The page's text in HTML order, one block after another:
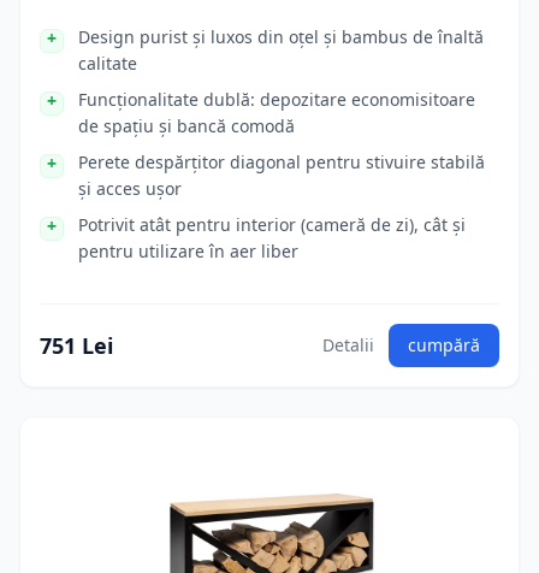
Design purist și luxos din oțel și bambus de înaltă
calitate
Funcționalitate dublă: depozitare economisitoare
de spațiu și bancă comodă
Perete despărțitor diagonal pentru stivuire stabilă
și acces ușor
Potrivit atât pentru interior (cameră de zi), cât și
pentru utilizare în aer liber
751 Lei Detalii cumpără